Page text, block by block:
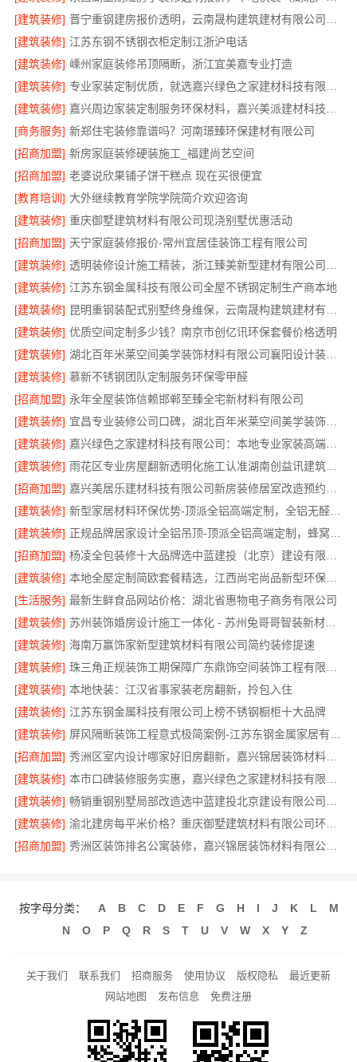
[建筑装修]
[建筑装修] 江苏东钢不锈钢衣柜定制江浙沪电话
[建筑装修] 嵊州家庭装修吊顶隔断，浙江宜美嘉专业打造
[建筑装修]
[建筑装修]
[商务服务] 新郑住宅装修靠谱吗？河南璟臻环保建材有限公司
[招商加盟] 新房家庭装修硬装施工_福建尚艺空间
[招商加盟] 老婆说欣果铺子饼干糕点 现在买很便宜
[教育培训] 大外继续教育学院学院简介欢迎咨询
[建筑装修] 重庆御墅建筑材料有限公司现浇别墅优惠活动
[招商加盟] 天宁家庭装修报价-常州宜居佳装饰工程有限公司
[建筑装修]
[建筑装修] 江苏东钢金属科技有限公司全屋不锈钢定制生产商本地
[建筑装修]
[建筑装修] 优质空间定制多少钱？南京市创亿讯环保套餐价格透明
[建筑装修]
湖北百年米莱空间美学装饰材料有限公司襄阳设计装修轻奢风案例
[建筑装修] 慕新不锈钢团队定制服务环保零甲醛
[招商加盟] 永年全屋装饰信赖邯郸至臻全宅新材料有限公司
[建筑装修]
宜昌专业装修公司口碑，湖北百年米莱空间美学装饰材料有限公司
[建筑装修]
嘉兴绿色之家建材科技有限公司：本地专业家装高端服务
[建筑装修]
雨花区专业房屋翻新透明化施工认准湖南创益讯建筑有限公司
[招商加盟]
[建筑装修]
新型家居材料环保优势-顶派全铝高端定制，全铝无醛即装即住
[建筑装修]
[招商加盟]
[建筑装修]
本地全屋定制简欧套餐精选，江西尚宅尚品新型环保材料有限公司
[生活服务] 最新生鲜食品网站价格：湖北省惠物电子商务有限公司
[建筑装修]
苏州装饰婚房设计施工一体化 - 苏州兔哥哥智装新材料有限公司
[建筑装修] 海南万赢饰家新型建筑材料有限公司简约装修提速
[建筑装修]
[建筑装修] 本地快装：江汉省事家装老房翻新，拎包入住
[建筑装修] 江苏东钢金属科技有限公司上榜不锈钢橱柜十大品牌
[建筑装修]
[招商加盟]
秀洲区室内设计哪家好旧房翻新，嘉兴锦居装饰材料有限公司
[建筑装修]
[建筑装修]
[建筑装修]
渝北建房每平米价格？重庆御墅建筑材料有限公司环保材料
[招商加盟]
秀洲区装饰排名公寓装修，嘉兴锦居装饰材料有限公司品质交付
按字母分类： A B C D E F G H I J K L
M
N
O P Q R S T U V W X Y Z
关于我们 联系我们 招商服务 使用协议 版权隐私
最近更新
网站地图
发布信息 免费注册